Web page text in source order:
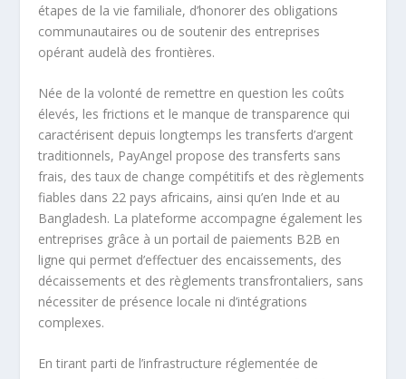
étapes de la vie familiale, d’honorer des obligations
communautaires ou de soutenir des entreprises
opérant audelà des frontières.
Née de la volonté de remettre en question les coûts
élevés, les frictions et le manque de transparence qui
caractérisent depuis longtemps les transferts d’argent
traditionnels, PayAngel propose des transferts sans
frais, des taux de change compétitifs et des règlements
fiables dans 22 pays africains, ainsi qu’en Inde et au
Bangladesh. La plateforme accompagne également les
entreprises grâce à un portail de paiements B2B en
ligne qui permet d’effectuer des encaissements, des
décaissements et des règlements transfrontaliers, sans
nécessiter de présence locale ni d’intégrations
complexes.
En tirant parti de l’infrastructure réglementée de